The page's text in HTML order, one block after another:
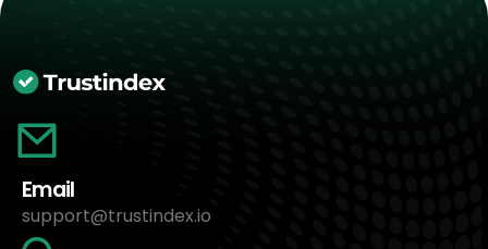
Email
support@trustindex.io